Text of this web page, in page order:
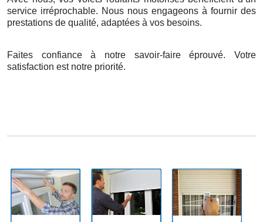
service irréprochable. Nous nous engageons à fournir des
prestations de qualité, adaptées à vos besoins.
Faites confiance à notre savoir-faire éprouvé. Votre
satisfaction est notre priorité.